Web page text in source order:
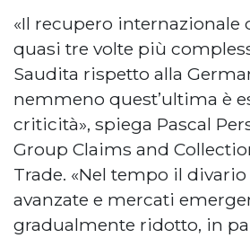
«Il recupero internazionale
quasi tre volte più
Saudita rispetto alla
nemmeno quest’ultima è
criticità», spiega Pascal
Group Claims and
Trade. «Nel tempo il
avanzate e mercati
gradualmente ridotto, in